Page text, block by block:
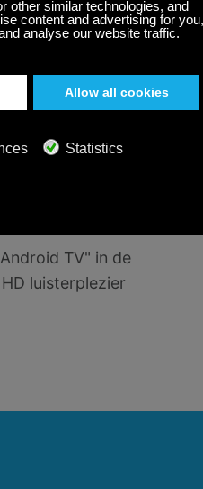
hun smart TV
TV vanaf
van de
TV
TV" in de
luisterplezier